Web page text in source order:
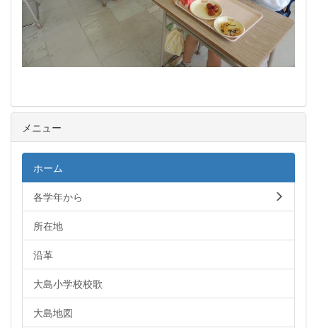
メニュー
ホーム
各学年から
所在地
沿革
大島小学校校歌
大島地図